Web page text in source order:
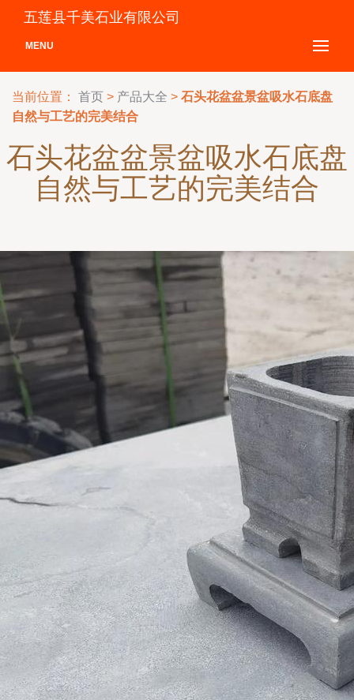
五莲县千美石业有限公司
MENU
当前位置： 首页 > 产品大全 > 石头花盆盆景盆吸水石底盘
自然与工艺的完美结合
石头花盆盆景盆吸水石底盘
自然与工艺的完美结合